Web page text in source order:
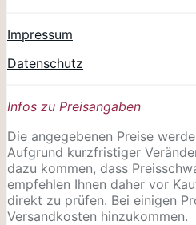
Impressum
Datenschutz
Infos zu Preisangaben
Die angegebenen Preise
Aufgrund kurzfristiger
dazu kommen, dass
empfehlen Ihnen daher vor
direkt zu prüfen. Bei einigen
Versandkosten hinzukommen.